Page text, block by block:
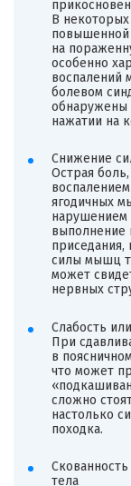
В
повышенной
на
особенно
воспалений
болевом
обнаружены
нажатии на
Снижение
Острая
ягодичных
нарушением
выполнение
приседания,
силы мышц
может
нервных
Слабость
При
в
что может
сложно
настолько
походка.
тела